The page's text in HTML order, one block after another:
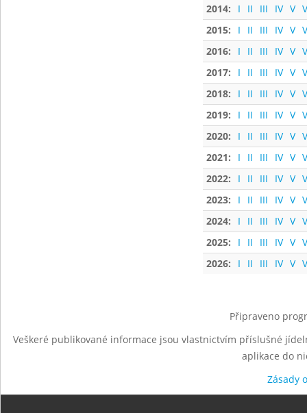
2014:
I II III IV V
2015:
I II III IV V
2016:
I II III IV V
2017:
I II III IV V
2018:
I II III IV V
2019:
I II III IV V
2020:
I II III IV V
2021:
I II III IV V
2022:
I II III IV V
2023:
I II III IV V
2024:
I II III IV V
2025:
I II III IV V
2026:
I II III IV V
Připraveno
Veškeré publikované informace jsou vlastnictvím příslušné
aplikace do
Zásady